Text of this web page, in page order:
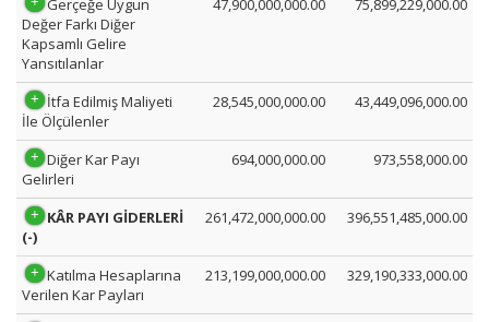
Gerçeğe Uygun
Değer Farkı Diğer
Kapsamlı Gelire
Yansıtılanlar
47,900,000,000.00 75,899,229,000.00
İtfa Edilmiş Maliyeti
İle Ölçülenler
28,545,000,000.00 43,449,096,000.00
Diğer Kar Payı
Gelirleri
694,000,000.00 973,558,000.00
KÂR PAYI GİDERLERİ
(-)
261,472,000,000.00 396,551,485,000.00
Katılma Hesaplarına
Verilen Kar Payları
213,199,000,000.00 329,190,333,000.00